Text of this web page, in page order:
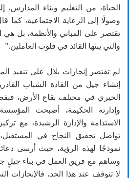
الحياة، من التعليم وبناء
وصولًا إلى الرعاية الاجتماعية، كما
تقتصر على المباني والأنظمة، بل هي
والتي يبثها القائد في قلوب العاملين.”
لم تقتصر إنجازات بلال على تنفيذ
إنشاء جيل من القادة الشباب
الخيري في مختلف بقاع الأرض،
وإدارته الحكيمة، أصبحت
الاستدامة والإدارة الرشيدة، مع
تواصل تحقيق النجاح في
نموذجًا لهذه الرؤية، حيث أرسى
وساهم مع فريق العمل في بناء جيلٍ
لا تتوقف عند هذا الحد، فالإنجازات